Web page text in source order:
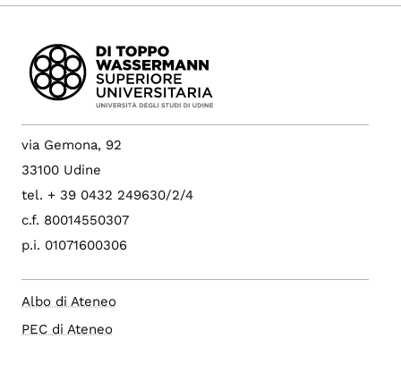
via Gemona, 92
33100 Udine
tel. + 39 0432 249630/2/4
c.f. 80014550307
p.i. 01071600306
Albo di Ateneo
PEC di Ateneo